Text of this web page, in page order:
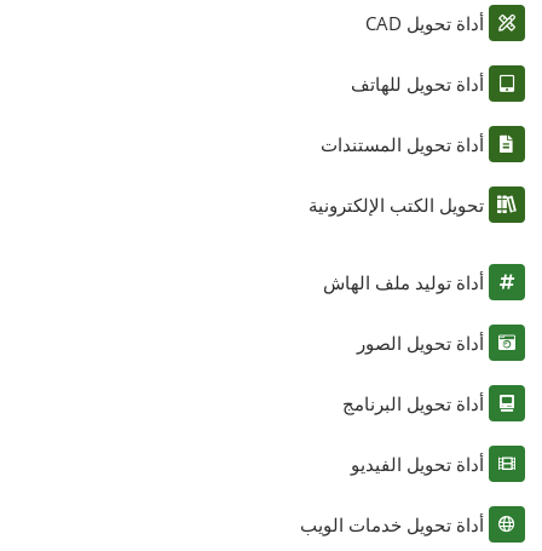
أداة تحويل CAD
أداة تحويل للهاتف
أداة تحويل المستندات
تحويل الكتب الإلكترونية
أداة توليد ملف الهاش
أداة تحويل الصور
أداة تحويل البرنامج
أداة تحويل الفيديو
أداة تحويل خدمات الويب